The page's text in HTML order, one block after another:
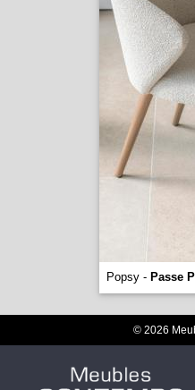
Popsy - Passe
© 2026